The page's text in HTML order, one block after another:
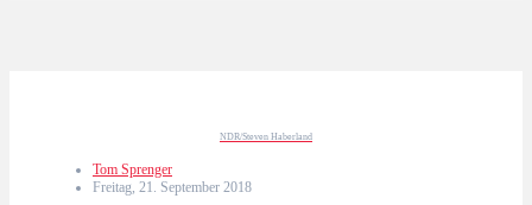
NDR/Steven Haberland
Tom Sprenger
Freitag, 21. September 2018